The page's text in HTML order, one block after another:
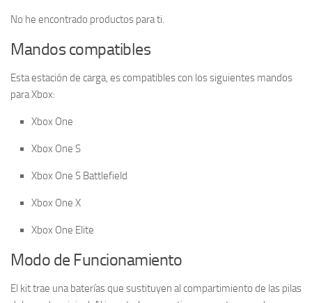
No he encontrado productos para ti.
Mandos compatibles
Esta estación de carga, es compatibles con los siguientes mandos
para Xbox:
Xbox One
Xbox One S
Xbox One S Battlefield
Xbox One X
Xbox One Elite
Modo de Funcionamiento
El kit trae una baterías que sustituyen al compartimiento de las pilas